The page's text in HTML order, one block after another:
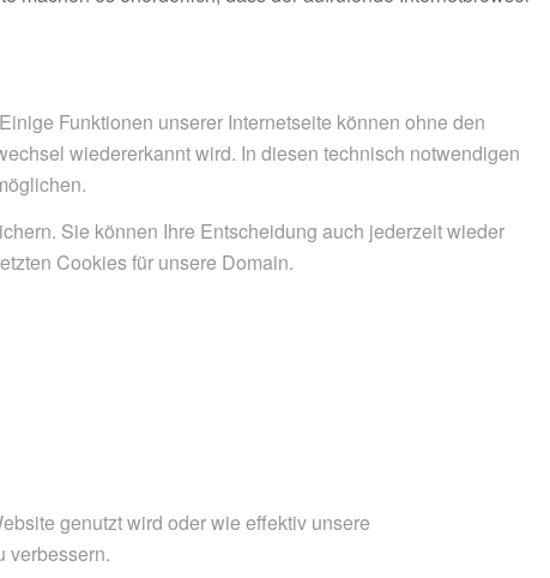
Funktionen unserer Internetseite können ohne den
wiedererkannt wird. In diesen technisch notwendigen
Sie können Ihre Entscheidung auch jederzeit wieder
Cookies für unsere Domain.
genutzt wird oder wie effektiv unsere
verbessern.